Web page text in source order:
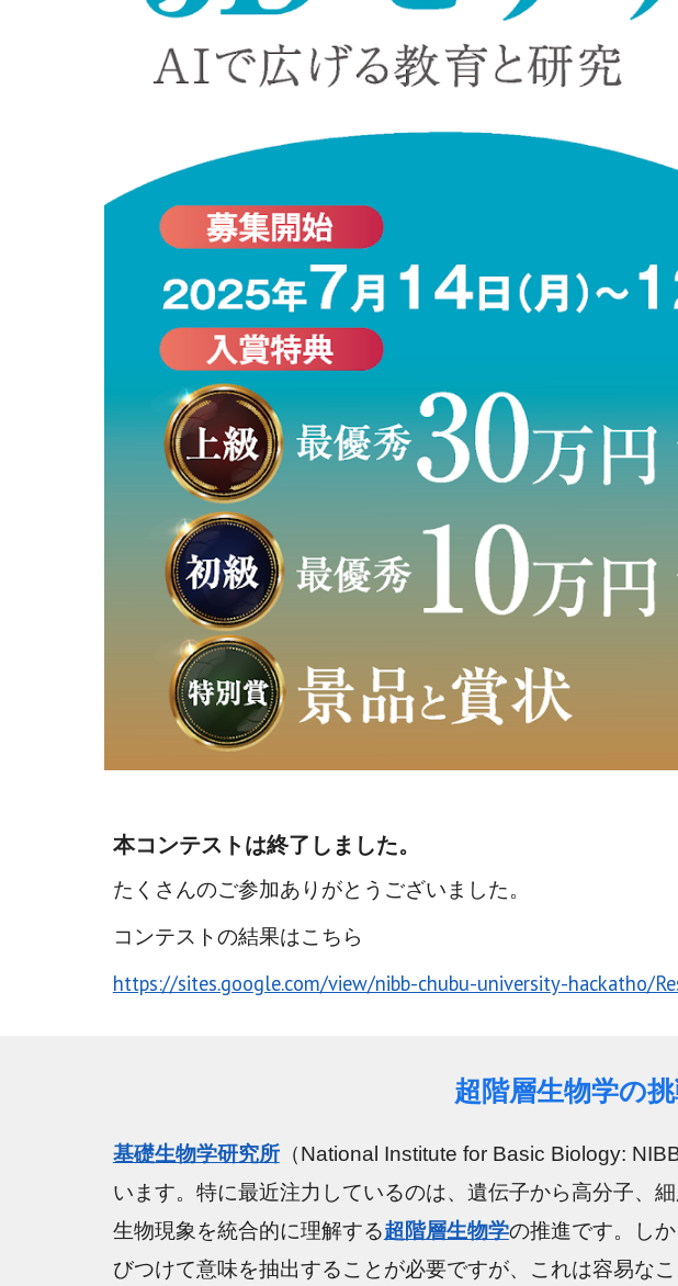
本コンテストは終了しました。
たくさんのご参加ありがとうございました。
コンテストの結果はこちら
https://sites.google.com/view/nibb-chubu-university-hackatho/
超階層生物学の
基礎生物学研究所（National Institute for Basic Biology:
います。特に最近注力しているのは、遺伝子から高分子、
生物現象を統合的に理解する超階層生物学の推進です。し
びつけて意味を抽出することが必要ですが、これは容易な